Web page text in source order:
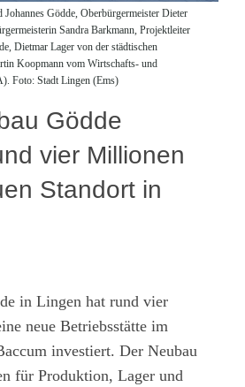
Gödde, Oberbürgermeister Dieter
Sandra Barkmann, Projektleiter
Dietmar Lager von der städtischen
Koopmann vom Wirtschafts- und
Foto: Stadt Lingen (Ems)
Gödde
vier Millionen
Standort in
in Lingen hat rund vier
neue Betriebsstätte im
investiert. Der Neubau
für Produktion, Lager und